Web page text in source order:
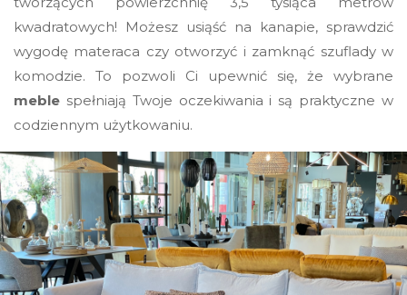
kwadratowych! Możesz usiąść na kanapie, sprawdzić
wygodę materaca czy otworzyć i zamknąć szuflady w
komodzie. To pozwoli Ci upewnić się, że wybrane
meble spełniają Twoje oczekiwania i są praktyczne w
codziennym użytkowaniu.